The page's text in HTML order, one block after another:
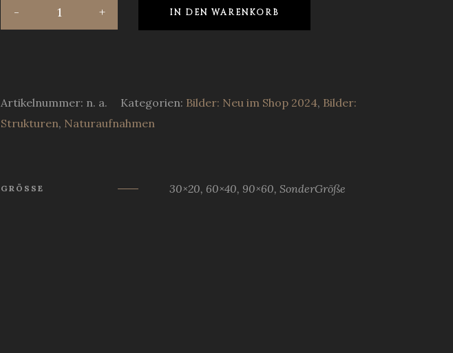
IN DEN WARENKORB
Artikelnummer: n. a. Kategorien: Bilder: Neu im Shop 2024, Bilder:
Strukturen, Naturaufnahmen
GRÖSSE 30×20, 60×40, 90×60, SonderGröße